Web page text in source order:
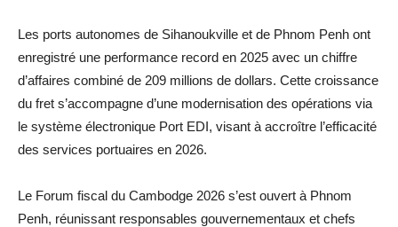
Les ports autonomes de Sihanoukville et de Phnom Penh ont
enregistré une performance record en 2025 avec un chiffre
d’affaires combiné de 209 millions de dollars. Cette croissance
du fret s’accompagne d’une modernisation des opérations via
le système électronique Port EDI, visant à accroître l’efficacité
des services portuaires en 2026.
Le Forum fiscal du Cambodge 2026 s’est ouvert à Phnom
Penh, réunissant responsables gouvernementaux et chefs